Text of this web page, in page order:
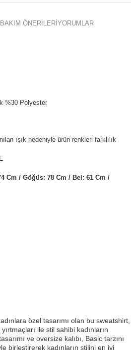
BAKIM ÖNERİLERİ YORUMLAR
%30 Polyester
ışık nedeniyle ürün renkleri farklılık
Cm / Göğüs: 78 Cm / Bel: 61 Cm /
özel tasarımı olan bu sweatshirt,
ile stil sahibi kadınların
ve oversize kalıbı, Basic tarzını
birleştirerek kadınların stilini en iyi